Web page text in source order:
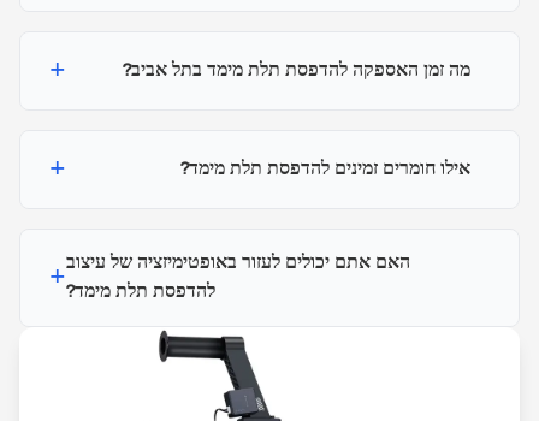
מה זמן האספקה להדפסת תלת מימד בתל אביב? +
אילו חומרים זמינים להדפסת תלת מימד? +
האם אתם יכולים לעזור באופטימיזציה של עיצוב
להדפסת תלת מימד?
+